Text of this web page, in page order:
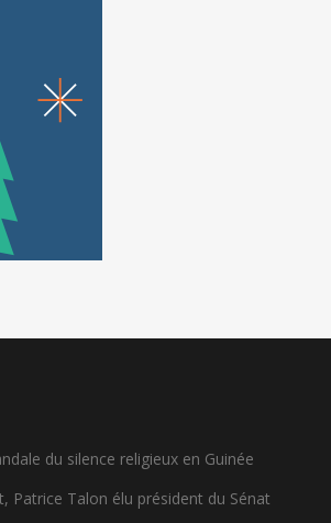
du silence religieux en Guinée
Patrice Talon élu président du Sénat